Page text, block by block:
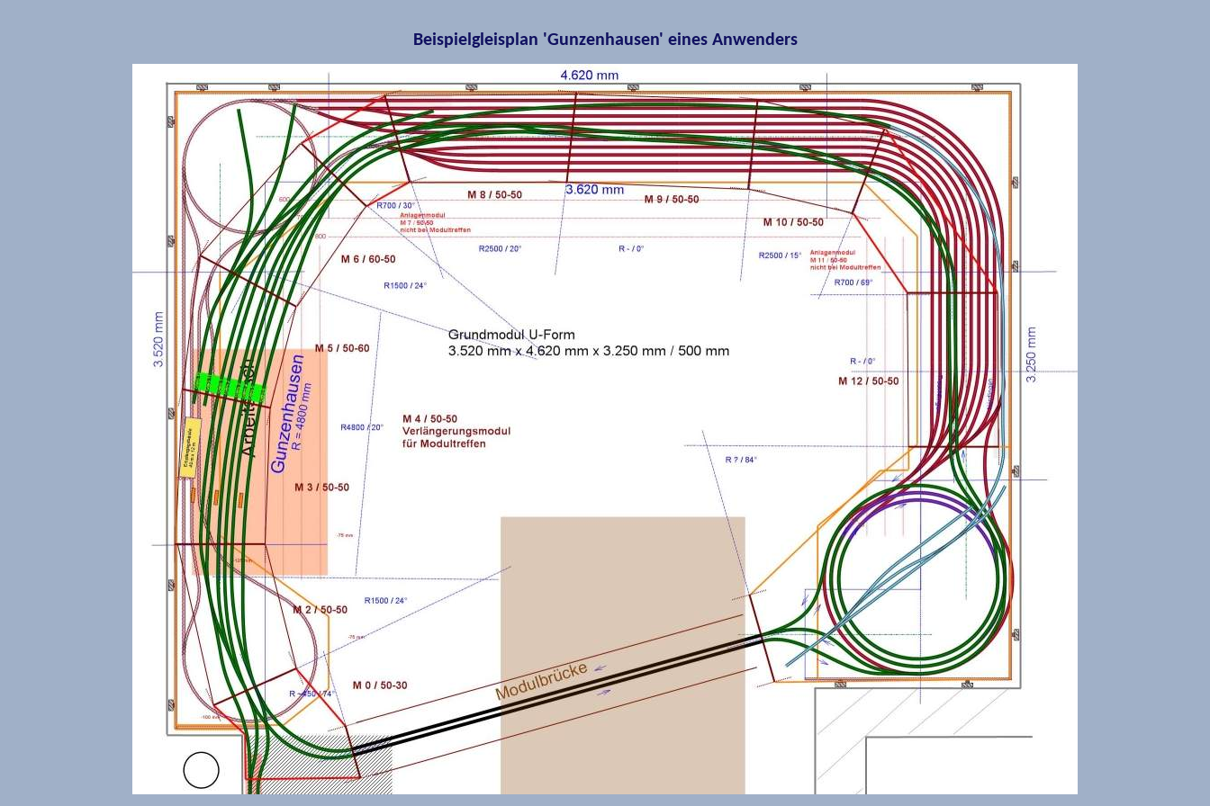
Beispielgleisplan 'Gunzenhausen' eines Anwenders